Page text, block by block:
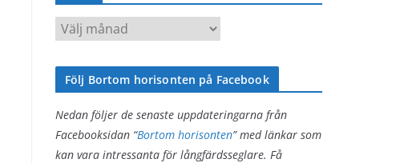
g
o
e
r
A
r
k
Följ Bortom horisonten på Facebook
Nedan följer de senaste uppdateringarna från
Facebooksidan “Bortom horisonten” med länkar som
kan vara intressanta för långfärdsseglare. Få